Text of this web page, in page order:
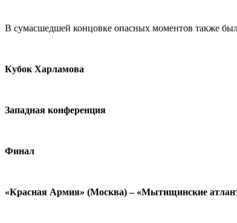
В сумасшедшей концовке опасных моментов также
Кубок Харламова
Западная конференция
Финал
«Красная Армия» (Москва) – «Мытищинские